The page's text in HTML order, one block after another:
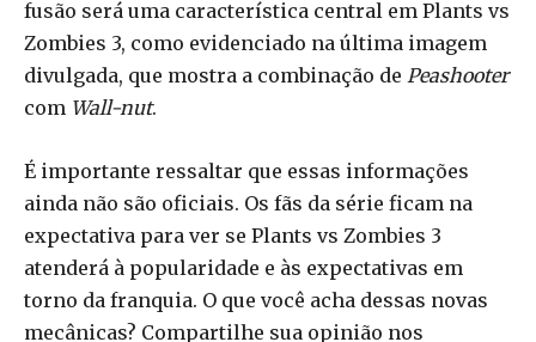
fusão será uma característica central em Plants vs
Zombies 3, como evidenciado na última imagem
divulgada, que mostra a combinação de Peashooter
com Wall-nut.
É importante ressaltar que essas informações
ainda não são oficiais. Os fãs da série ficam na
expectativa para ver se Plants vs Zombies 3
atenderá à popularidade e às expectativas em
torno da franquia. O que você acha dessas novas
mecânicas? Compartilhe sua opinião nos